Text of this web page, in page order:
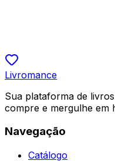
Livromance
Sua plataforma de
compre e mergulhe em
Navegação
Catálogo